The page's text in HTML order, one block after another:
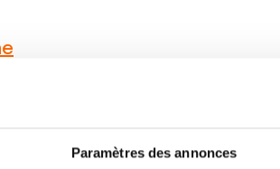
Paramètres des annonces